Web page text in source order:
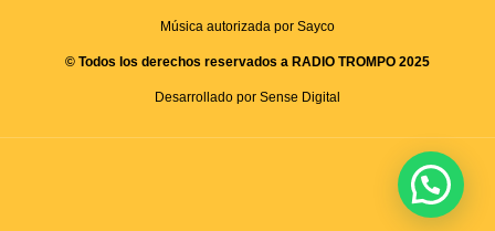
Música autorizada por Sayco
© Todos los derechos reservados a RADIO TROMPO 2025
Desarrollado por Sense Digital